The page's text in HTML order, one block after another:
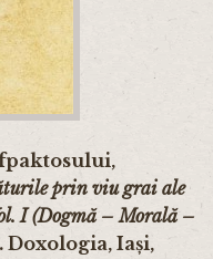
prin viu grai ale
I (Dogmă – Morală –
Doxologia, Iași,